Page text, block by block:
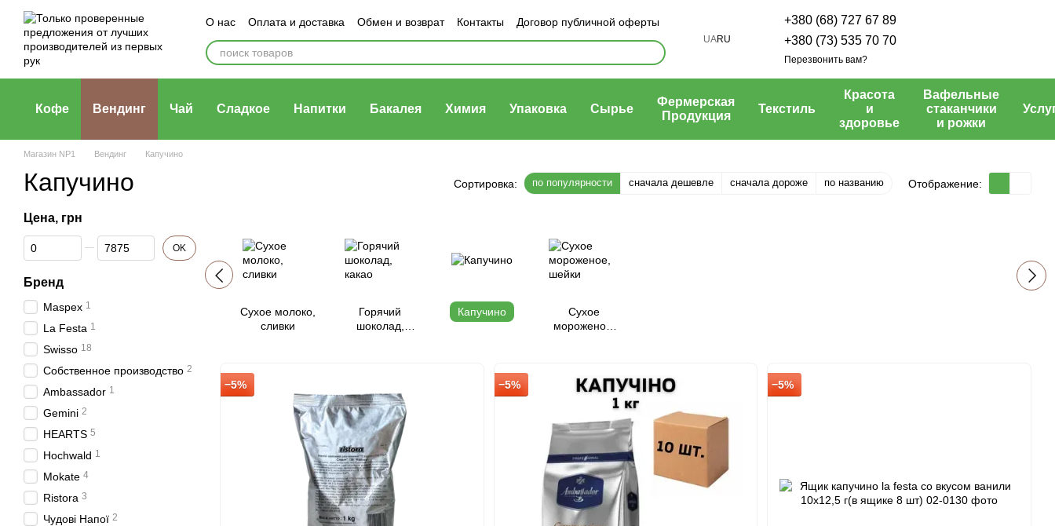
Перейти к основному контенту
О нас Оплата и доставка Обмен и возврат Контакты
Договор публичной оферты
Политика конфиденциальности
UARU
+380 (68) 727 67 89
+380 (73) 535 70 70
Перезвонить вам?
Кофе Вендинг Чай Сладкое Напитки Бакалея Химия Упаковка Сырье
Фермерская
Продукция
Текстиль
Красота
и
здоровье
Вафельные
стаканчики
и рожки
Магазин NP1 Вендинг Капучино
Капучино Сортировка: по популярности сначала дешевле сначала дороже по названию Отображение:
Сухое молоко,
сливки
Горячий
шоколад,
Капучино
Сухое
мороженое,
−5% −5% −5%
Цена, грн
От Цена, грн
До Цена, грн OK
Бренд
Maspex 1
La Festa 1
Swisso 18
Собственное производство 2
Ambassador 1
Gemini 2
HEARTS 5
Hochwald 1
Mokate 4
Ristora 3
Чудові Напої 2